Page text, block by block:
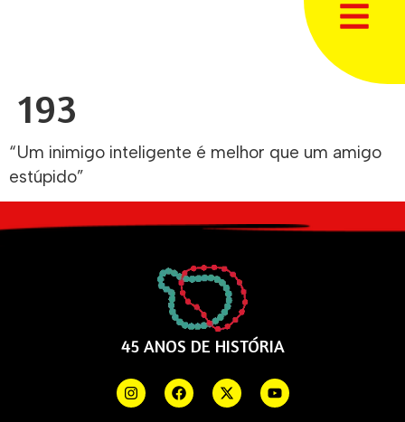
193
“Um inimigo inteligente é melhor que um amigo
estúpido”
45 ANOS DE HISTÓRIA